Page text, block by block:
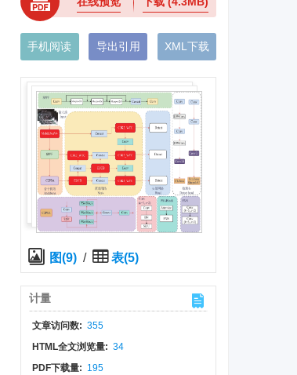
手机阅读 导出引用 XML下载
图(9)/ 表(5)
计量
文章访问数: 355
HTML全文浏览量: 34
PDF下载量: 195